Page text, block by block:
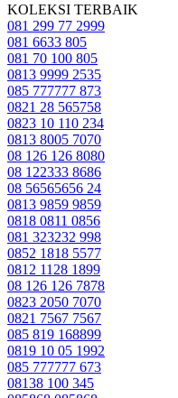
KOLEKSI TERBAIK
081 299 77 2999
081 6633 805
081 70 100 805
0813 9999 2535
085 777777 873
0821 28 565758
0823 10 110 234
0813 8005 7070
08 126 126 8080
08 122333 8686
08 56565656 24
0813 9859 9859
0818 0811 0856
081 323232 998
0852 1818 5577
0812 1128 1899
08 126 126 7878
0823 2050 7070
0821 7567 7567
085 819 168899
0819 10 05 1992
085 777777 673
08138 100 345